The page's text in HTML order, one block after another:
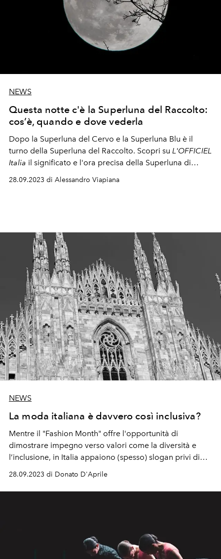
NEWS
Questa notte c'è la Superluna del Raccolto:
cos’è, quando e dove vederla
Dopo la Superluna del Cervo e la Superluna Blu è il
turno della Superluna del Raccolto. Scopri su L'OFFICIEL
Italia il significato e l'ora precisa della Superluna di
venerdì 29 settembre.
28.09.2023 di Alessandro Viapiana
NEWS
La moda italiana è davvero così inclusiva?
Mentre il "Fashion Month" offre l'opportunità di
dimostrare impegno verso valori come la diversità e
l’inclusione, in Italia appaiono (spesso) slogan privi di
significato. Nello specifico, l'influencer italiana Ale Hilton
ha sollevato la mancanza di taglie "plus size" nelle
passerelle e l'assenza di rappresentanza queer. Questo
accade nel resto del mondo.
28.09.2023 di Donato D'Aprile